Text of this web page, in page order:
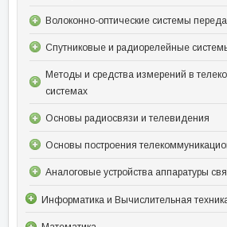
Волоконно-оптические системы
Спутниковые и радиорелейные
Методы и средства измерений в
системах
Основы радиосвязи и телевидения
Основы построения
Аналоговые устройства аппаратуры
Информатика и Вычислительная